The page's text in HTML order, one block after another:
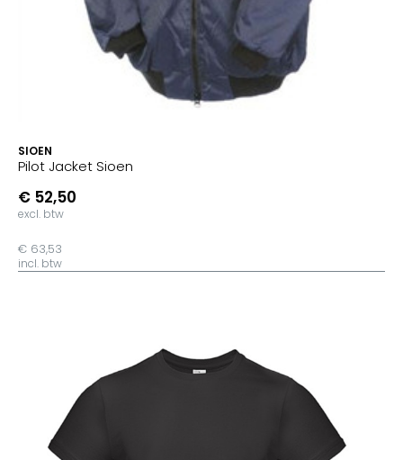
SIOEN
Pilot Jacket Sioen
€ 52,50
excl. btw
€ 63,53
incl. btw